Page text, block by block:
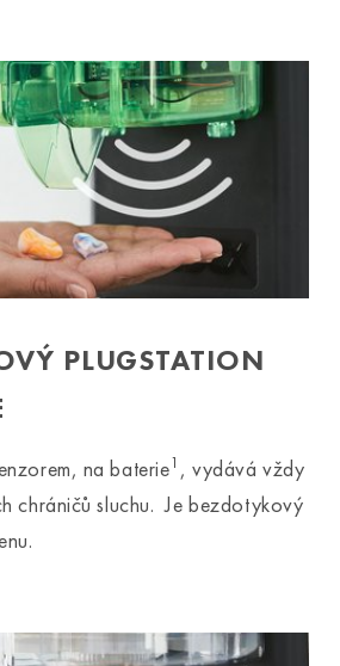
PLUGSTATION
na baterie1 , vydává vždy
chráničů sluchu. Je bezdotykový